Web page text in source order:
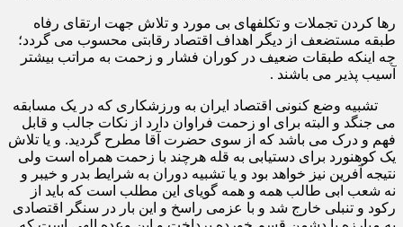
رها کردن تجملات و تکلفهای بی مورد و تلاش جهت ارتقای رفاه
طبقه مستضعف از دیگر اهداف اقتصاد رقابتی محسوب می گردد؛
چه اینکه طبقات ضعیف در کوران فشار و زحمت به مراتب بیشتر
آسیب پذیر می باشند .
تشبیه وضع کنونی اقتصاد ایران به ورزشکاری که در یک مسابقه
می جنگد و البته برای او زحمت فراوان دارد از نکات جالب و قابل
فهم و درک می باشد که از سوی حضرت آقا مطرح گردید. و یا تلاش
یک کوهنورد برای دستیابی به قله هرچند با زحمت همراه است ولی
نتیجه آفرین نیز خواهد بود و یا تشبیه دوران به شرایط بدر و خیبر و
نه شعب ابی طالب همه و همه گویای این مطلب است که باید از
رکود و تنبلی خارج شد و با عزمی راسخ و این بار در سنگر اقتصادی